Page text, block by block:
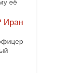
этот
Иран